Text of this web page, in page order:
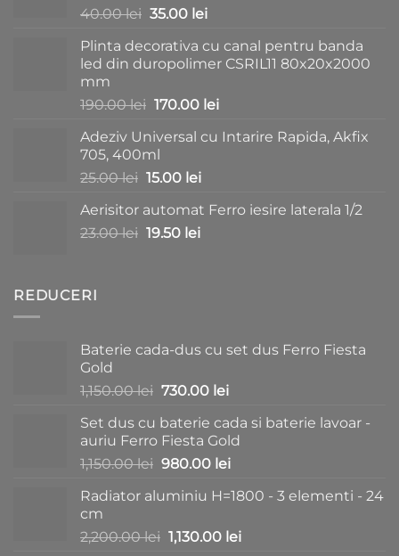
40.00lei Prețul
a
fost:
35.00 leiPrețul
este:
35.00 lei.
Plinta decorativa cu canal pentru banda
led din duropolimer CSRIL11 80x20x2000
mm
190.00lei Prețul
a
fost:
190.00 lei.
170.00 leiPrețul
este:
Adeziv Universal cu Intarire Rapida, Akfix
705, 400ml
25.00lei Prețul
a
fost:
15.00 leiPrețul
este:
15.00 lei.
Aerisitor automat Ferro iesire laterala 1/2
23.00lei Prețul
19.50 leiPrețul
REDUCERI
Baterie cada-dus cu set dus Ferro Fiesta
Gold
1,150.00lei Prețul
a
fost:
1,150.00 lei.
730.00 leiPrețul
este:
730.00 lei.
Set dus cu baterie cada si baterie lavoar -
auriu Ferro Fiesta Gold
1,150.00lei Prețul
a
1,150.00 lei.
980.00 leiPrețul
este:
Radiator aluminiu H=1800 - 3 elementi - 24
cm
2,200.00lei Prețul
1,130.00 leiPrețul